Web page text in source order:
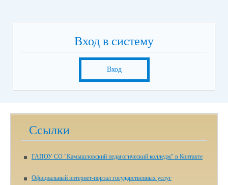
Вход в систему
Вход
Ссылки
ГАПОУ СО "Камышловский педагогический колледж" в Контакте
Официальный интернет-портал государственных услуг